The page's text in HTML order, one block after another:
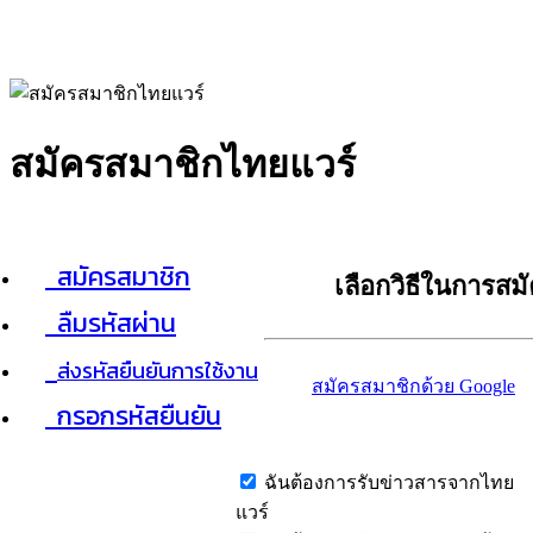
สมัครสมาชิกไทยแวร์
สมัครสมาชิก
ลืมรหัสผ่าน
ส่งรหัสยืนยันการใช้งาน
กรอกรหัสยืนยัน
เลือกวิธีในการส
สมัครสมาชิกด้วย Google
ฉันต้องการรับข่าวสารจากไทย
แวร์